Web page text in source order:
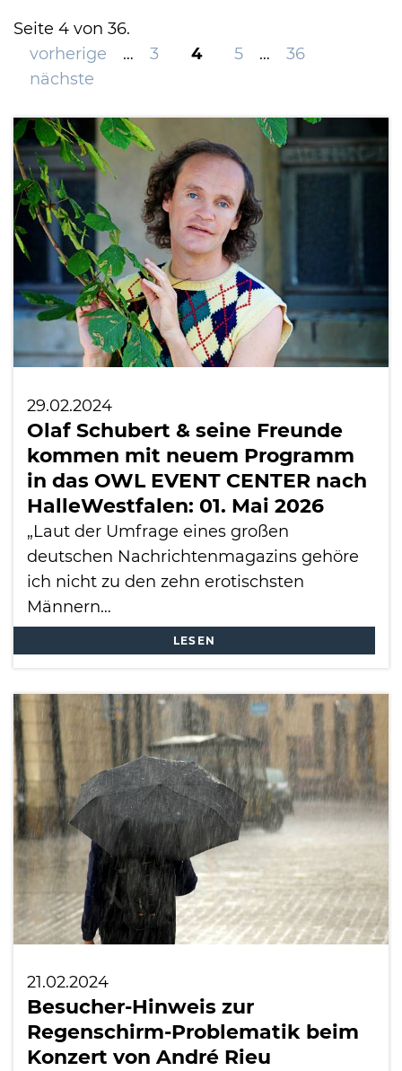
Seite 4 von 36.
vorherige
… 3 4 5 …
36
nächste
29.02.2024
Olaf Schubert & seine Freunde
kommen mit neuem Programm
in das OWL EVENT CENTER nach
HalleWestfalen: 01. Mai 2026
„Laut der Umfrage eines großen
deutschen Nachrichtenmagazins gehöre
ich nicht zu den zehn erotischsten
Männern…
LESEN
21.02.2024
Besucher-Hinweis zur
Regenschirm-Problematik beim
Konzert von André Rieu